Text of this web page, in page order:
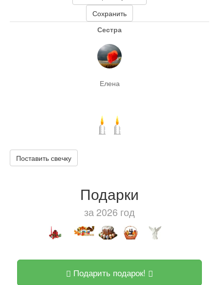
Сохранить
Сестра
Елена
Поставить свечку
Подарки
за 2026 год
Подарить подарок!